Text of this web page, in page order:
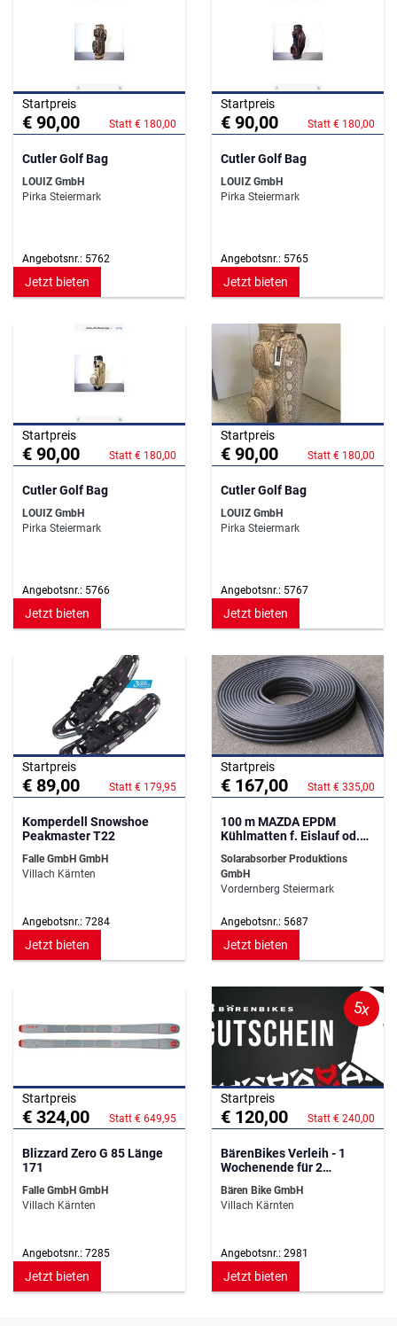
Startpreis
€ 90,00 Statt € 180,00
Cutler Golf Bag
LOUIZ GmbH
Pirka Steiermark
Angebotsnr.: 5762
Jetzt bieten
Startpreis
€ 90,00 Statt € 180,00
Cutler Golf Bag
LOUIZ GmbH
Pirka Steiermark
Angebotsnr.: 5765
Jetzt bieten
Startpreis
€ 90,00 Statt € 180,00
Cutler Golf Bag
LOUIZ GmbH
Pirka Steiermark
Angebotsnr.: 5766
Jetzt bieten
Startpreis
€ 90,00 Statt € 180,00
Cutler Golf Bag
LOUIZ GmbH
Pirka Steiermark
Angebotsnr.: 5767
Jetzt bieten
Startpreis
€ 89,00 Statt € 179,95
Komperdell Snowshoe
Peakmaster T22
Falle GmbH GmbH
Villach Kärnten
Angebotsnr.: 7284
Jetzt bieten
Startpreis
€ 167,00 Statt € 335,00
100 m MAZDA EPDM
Kühlmatten f. Eislauf od.
Solarabsorber Produktions
GmbH
Vordernberg Steiermark
Angebotsnr.: 5687
Jetzt bieten
Startpreis
€ 324,00 Statt € 649,95
Blizzard Zero G 85 Länge
171
Falle GmbH GmbH
Villach Kärnten
Angebotsnr.: 7285
Jetzt bieten
5x
Startpreis
€ 120,00 Statt € 240,00
BärenBikes Verleih - 1
Wochenende für 2
Bären Bike GmbH
Villach Kärnten
Angebotsnr.: 2981
Jetzt bieten